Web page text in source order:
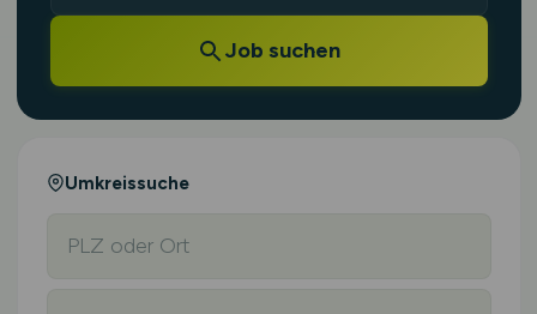
Job suchen
Umkreissuche